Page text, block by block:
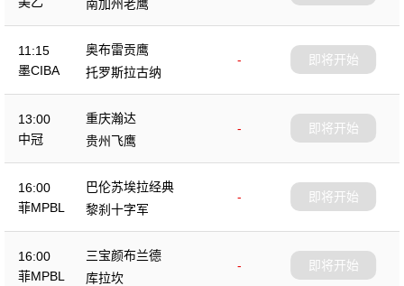
南加州老鹰
11:15
墨CIBA
奥布雷贡鹰
-
托罗斯拉古纳
即将开始
13:00
中冠
重庆瀚达
-
贵州飞鹰
即将开始
16:00
菲MPBL
巴伦苏埃拉经典
-
黎刹十字军
即将开始
16:00
菲MPBL
三宝颜布兰德
-
库拉坎
即将开始